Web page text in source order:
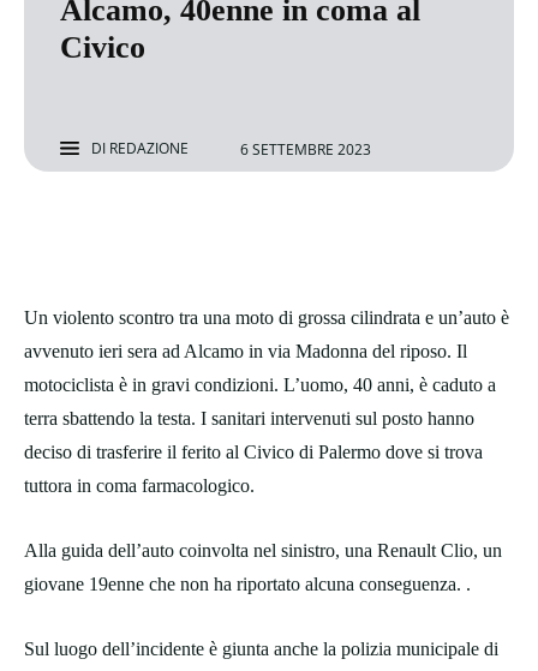
Alcamo, 40enne in coma al
Civico
DI REDAZIONE 6 SETTEMBRE 2023
Un violento scontro tra una moto di grossa cilindrata e un’auto è
avvenuto ieri sera ad Alcamo in via Madonna del riposo. Il
motociclista è in gravi condizioni. L’uomo, 40 anni, è caduto a
terra sbattendo la testa. I sanitari intervenuti sul posto hanno
deciso di trasferire il ferito al Civico di Palermo dove si trova
tuttora in coma farmacologico.
Alla guida dell’auto coinvolta nel sinistro, una Renault Clio, un
giovane 19enne che non ha riportato alcuna conseguenza. .
Sul luogo dell’incidente è giunta anche la polizia municipale di